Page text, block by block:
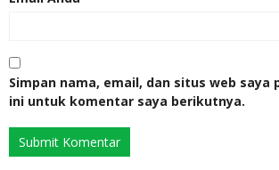
Simpan nama, email, dan situs web saya
ini untuk komentar saya berikutnya.